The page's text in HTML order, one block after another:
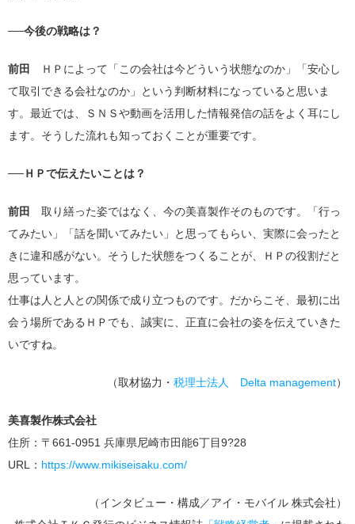
──今後の戦略は？
前田
ＨＰによって「この会社は今どういう状態なのか」「安心し
て取引できる会社なのか」という判断材料になっていると思いま
す。最近では、ＳＮＳや動画を活用した情報発信の話をよく耳にし
ます。そうした流れも知っておくことが重要です。
──ＨＰで伝えたいことは？
前田
取り繕った姿ではなく、今の美喜製作そのものです。「行っ
てみたい」「話を聞いてみたい」と思ってもらい、実際に会ったと
きに違和感がない。そうした状態をつくることが、ＨＰの役割だと
思っています。
仕事は人と人との関係で成り立つものです。だからこそ、最初に出
会う場所であるＨＰでも、誠実に、正直に会社の姿を伝えていきた
いですね。
（取材協力・ 税理士法人 Delta management）
美喜製作株式会社
住所：〒661-0951 兵庫県尼崎市田能6丁目9?28
URL： https://www.mikiseisaku.com/
（インタビュー・構成／アイ・モバイル 株式会社）